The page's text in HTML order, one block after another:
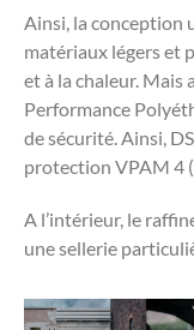
Ainsi, la conception
matériaux légers et
et à la chaleur. Mais
Performance
de sécurité. Ainsi,
protection VPAM 4
A l’intérieur, le
une sellerie